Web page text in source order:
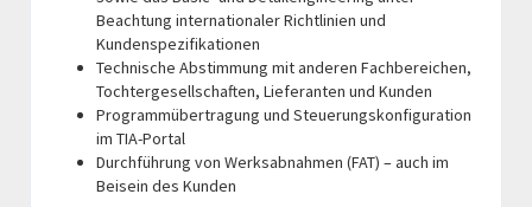
Beachtung internationaler Richtlinien und
Kundenspezifikationen
Technische Abstimmung mit anderen Fachbereichen,
Tochtergesellschaften, Lieferanten und Kunden
Programmübertragung und Steuerungskonfiguration
im TIA-Portal
Durchführung von Werksabnahmen (FAT) – auch im
Beisein des Kunden